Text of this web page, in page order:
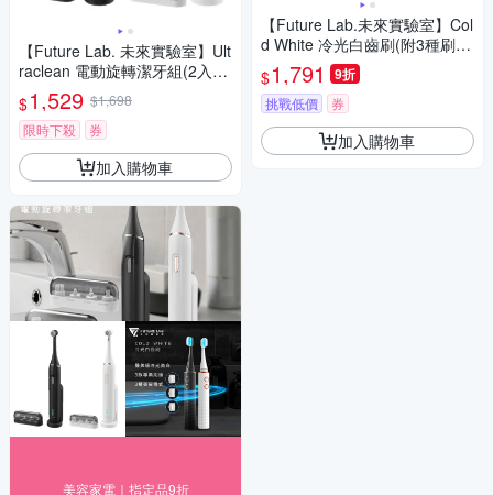
【Future Lab. 未來實驗室】Ult
raclean 電動旋轉潔牙組(2入
組)
$1,529 $1,698
限時下殺
券
加入購物車
美容家電｜指定品9折
【Future Lab.未來實驗室】Col
d White 冷光白齒刷(附3種刷
頭)
$1,791 9折
挑戰低價 券
加入購物車